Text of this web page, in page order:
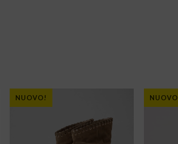
NUOVO!